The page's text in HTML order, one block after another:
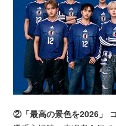
②「最高の景色を2026」